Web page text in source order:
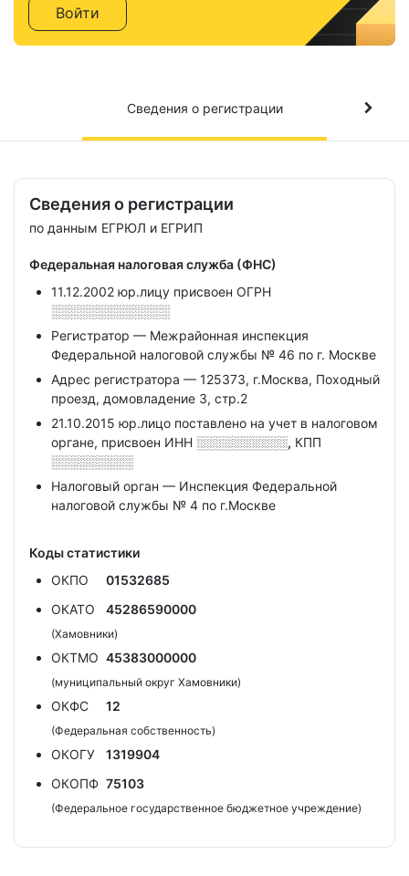
Войти
Сведения о регистрации
Сведения о регистрации
по данным ЕГРЮЛ и ЕГРИП
Федеральная налоговая служба (ФНС)
11.12.2002 юр.лицу присвоен ОГРН
░░░░░░░░░░░░░
Регистратор — Межрайонная инспекция
Федеральной налоговой службы № 46 по г. Москве
Адрес регистратора — 125373, г.Москва, Походный
проезд, домовладение 3, стр.2
21.10.2015 юр.лицо поставлено на учет в налоговом
органе, присвоен ИНН ░░░░░░░░░░, КПП
░░░░░░░░░
Налоговый орган — Инспекция Федеральной
налоговой службы № 4 по г.Москве
Коды статистики
ОКПО
01532685
ОКАТО
45286590000
(Хамовники)
ОКТМО 45383000000
(муниципальный округ Хамовники)
ОКФС 12
(Федеральная собственность)
ОКОГУ
1319904
ОКОПФ 75103
(Федеральное государственное бюджетное учреждение)